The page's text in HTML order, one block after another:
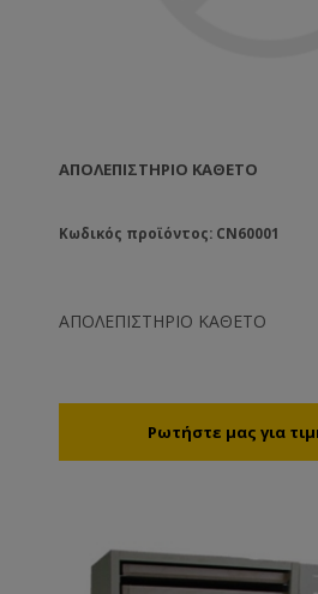
ΑΠΟΛΕΠΙΣΤΗΡΙΟ ΚΑΘΕΤΟ
Κωδικός προϊόντος: CN60001
ΑΠΟΛΕΠΙΣΤΗΡΙΟ ΚΑΘΕΤΟ